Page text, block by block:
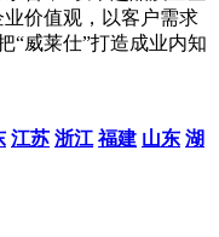
价值观，以客户需求
“威莱仕”打造成业内知
江苏 浙江 福建 山东 湖